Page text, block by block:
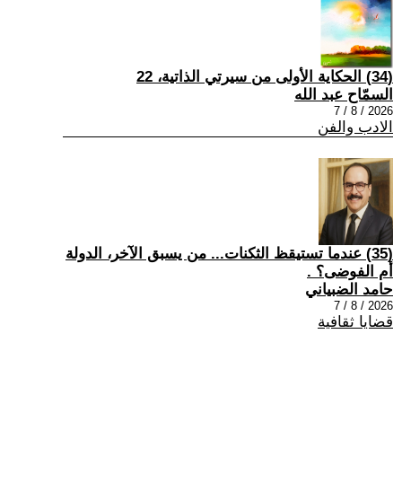
(34) الحكاية الأولى من سيرتي الذاتية، 22
السمّاح عبد الله
2026 / 8 / 7
الادب والفن
(35) عندما تستيقظ الثكنات... من يسبق الآخر، الدولة
أم الفوضى؟ .
حامد الضبياني
2026 / 8 / 7
قضايا ثقافية